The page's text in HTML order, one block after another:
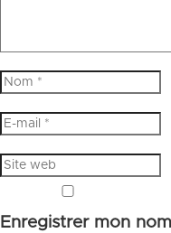
Enregistrer mon